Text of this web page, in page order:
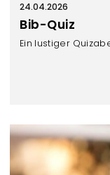
24.04.2026
Bib-Quiz
Ein lustiger